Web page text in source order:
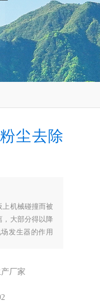
尘去除
上机械碰撞而被
，大部分得以降
发生器的作用
厂家